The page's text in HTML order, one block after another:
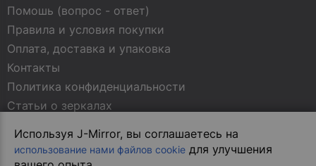
Используя J-Mirror, вы соглашаетесь на
использование нами файлов cookie для улучшения
Помошь (вопрос - ответ)
Правила и условия покупки
Оплата, доставка и упаковка
Контакты
Политика конфиденциальности
Статьи о зеркалах
МЫ В СОЦСЕТЯХ